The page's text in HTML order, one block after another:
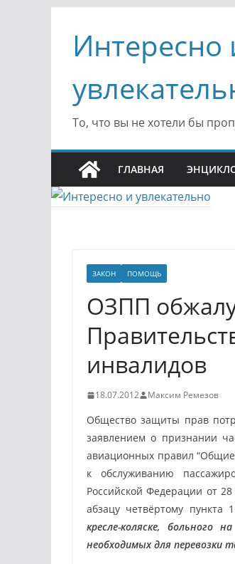
содержимому
Интересно
То, что вы не хотели бы
ГЛАВНАЯ
ЗАКОН ПОМОЩЬ
ОЗПП
инвалидов
18.07.2012 Максим Ремезов
Общество защиты прав
заявлением о признании
авиационных правил “Общие
к обслуживанию
Российской Федерации от
абзацу четвёртому пункта
кресле-коляске, больного
необходимых для перевозки